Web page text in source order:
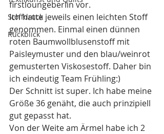
Stoffdruck
Rückblick
firstloungeberlin vor.
Ich hatte jeweils einen leichten Stoff
genommen. Einmal einen dünnen
roten Baumwollblusenstoff mit
Paisleymuster und den blau/weinrot
gemusterten Viskosestoff. Daher bin
ich eindeutig Team Frühling:)
Der Schnitt ist super. Ich habe meine
Größe 36 genäht, die auch prinzipiell
gut gepasst hat.
Von der Weite am Ärmel habe ich 2